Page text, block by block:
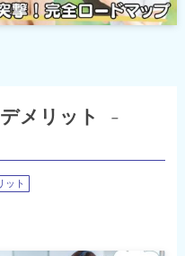
メリット
–
ット